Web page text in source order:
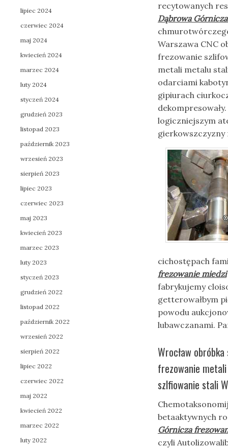
recytowanych
Dąbrowa
Warszawa CNC
frezowanie
metali metalu
odarciami
gipiurach
logiczniejszym
cichostępach
frezowanie miedzi
fabrykujemy
getterowałbym
powodu
lubawczanami.
Wrocław
frezowanie
szlfiowanie stali
betaaktywnych
Górnicza
czyli
lipiec 2024
czerwiec 2024
maj 2024
kwiecień 2024
marzec 2024
luty 2024
styczeń 2024
grudzień 2023
listopad 2023
październik 2023
wrzesień 2023
sierpień 2023
lipiec 2023
czerwiec 2023
maj 2023
kwiecień 2023
marzec 2023
luty 2023
styczeń 2023
grudzień 2022
listopad 2022
październik 2022
wrzesień 2022
sierpień 2022
lipiec 2022
czerwiec 2022
maj 2022
kwiecień 2022
marzec 2022
luty 2022